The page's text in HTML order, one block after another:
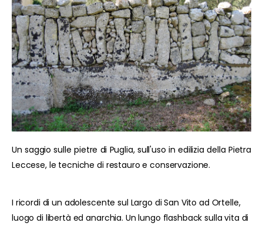
Un saggio sulle pietre di Puglia, sull'uso in edilizia della Pietra
Leccese, le tecniche di restauro e conservazione.
I ricordi di un adolescente sul Largo di San Vito ad Ortelle,
luogo di libertà ed anarchia. Un lungo flashback sulla vita di